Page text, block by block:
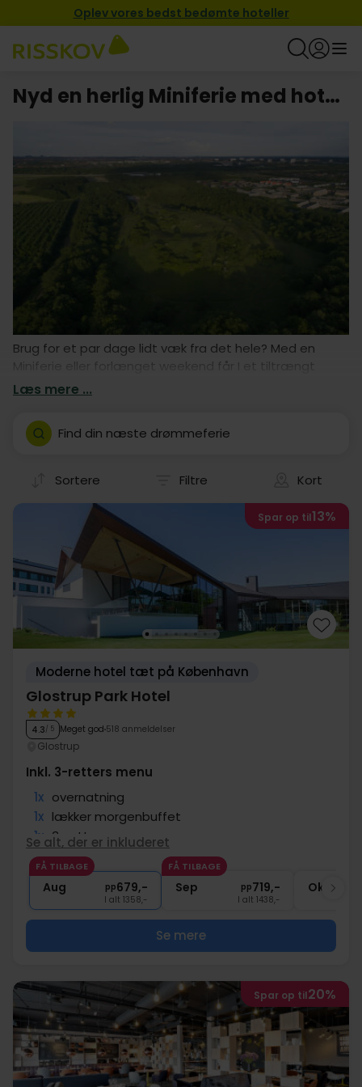
Oplev vores bedst bedømte hoteller
Nyd en herlig Miniferie med hotel i Glostrup
Brug for et par dage lidt væk fra det hele? Med en
Miniferie eller forlænget weekend får I et tiltrængt
pusterum, nye indtryk og gode muligheder for at dyrke
tag afsted på en skøn Miniferie.
Læs mere ...
Find din næste drømmeferie
Sortere Filtre Kort
Spar op til13%
Moderne hotel tæt på København
Glostrup Park Hotel
4.3/ 5 Meget god 518 anmeldelser
Glostrup
Inkl. 3-retters menu
1x overnatning
1x lækker morgenbuffet
1x 3-retters menu
∞ Gratis parkering ved hotellet
∞ Gratis wifi
Se alt, der er inkluderet
FÅ TILBAGE
Aug pp679,-
I alt 1358,-
FÅ TILBAGE
Sep pp719,-
I alt 1438,-
Okt
Se mere
Spar op til20%